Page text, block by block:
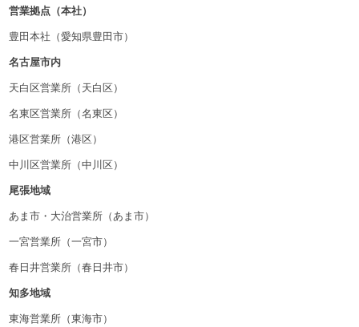
営業拠点（本社）
豊田本社（愛知県豊田市）
名古屋市内
天白区営業所（天白区）
名東区営業所（名東区）
港区営業所（港区）
中川区営業所（中川区）
尾張地域
あま市・大治営業所（あま市）
一宮営業所（一宮市）
春日井営業所（春日井市）
知多地域
東海営業所（東海市）